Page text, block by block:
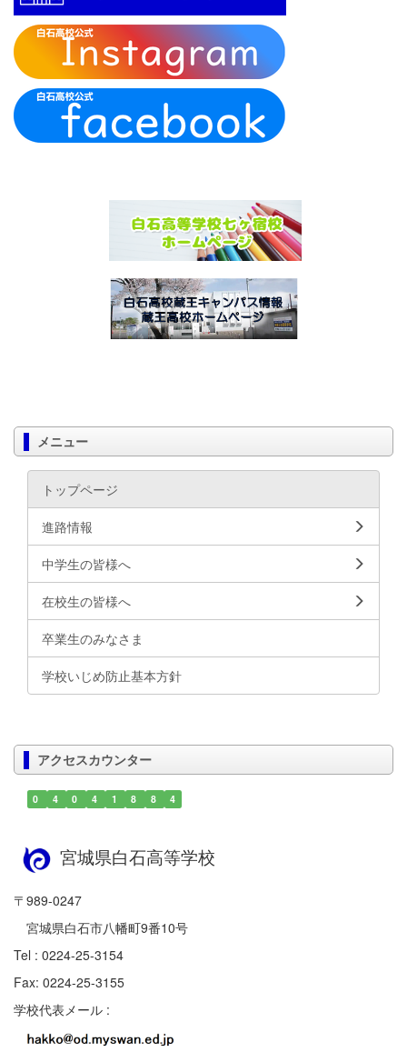
メニュー
トップページ
進路情報
中学生の皆様へ
在校生の皆様へ
卒業生のみなさま
学校いじめ防止基本方針
アクセスカウンター
0 4 0 4 1 8 8 4
宮城県白石高等学校
〒989-0247
宮城県白石市八幡町9番10号
Tel : 0224-25-3154
Fax: 0224-25-3155
学校代表メール :